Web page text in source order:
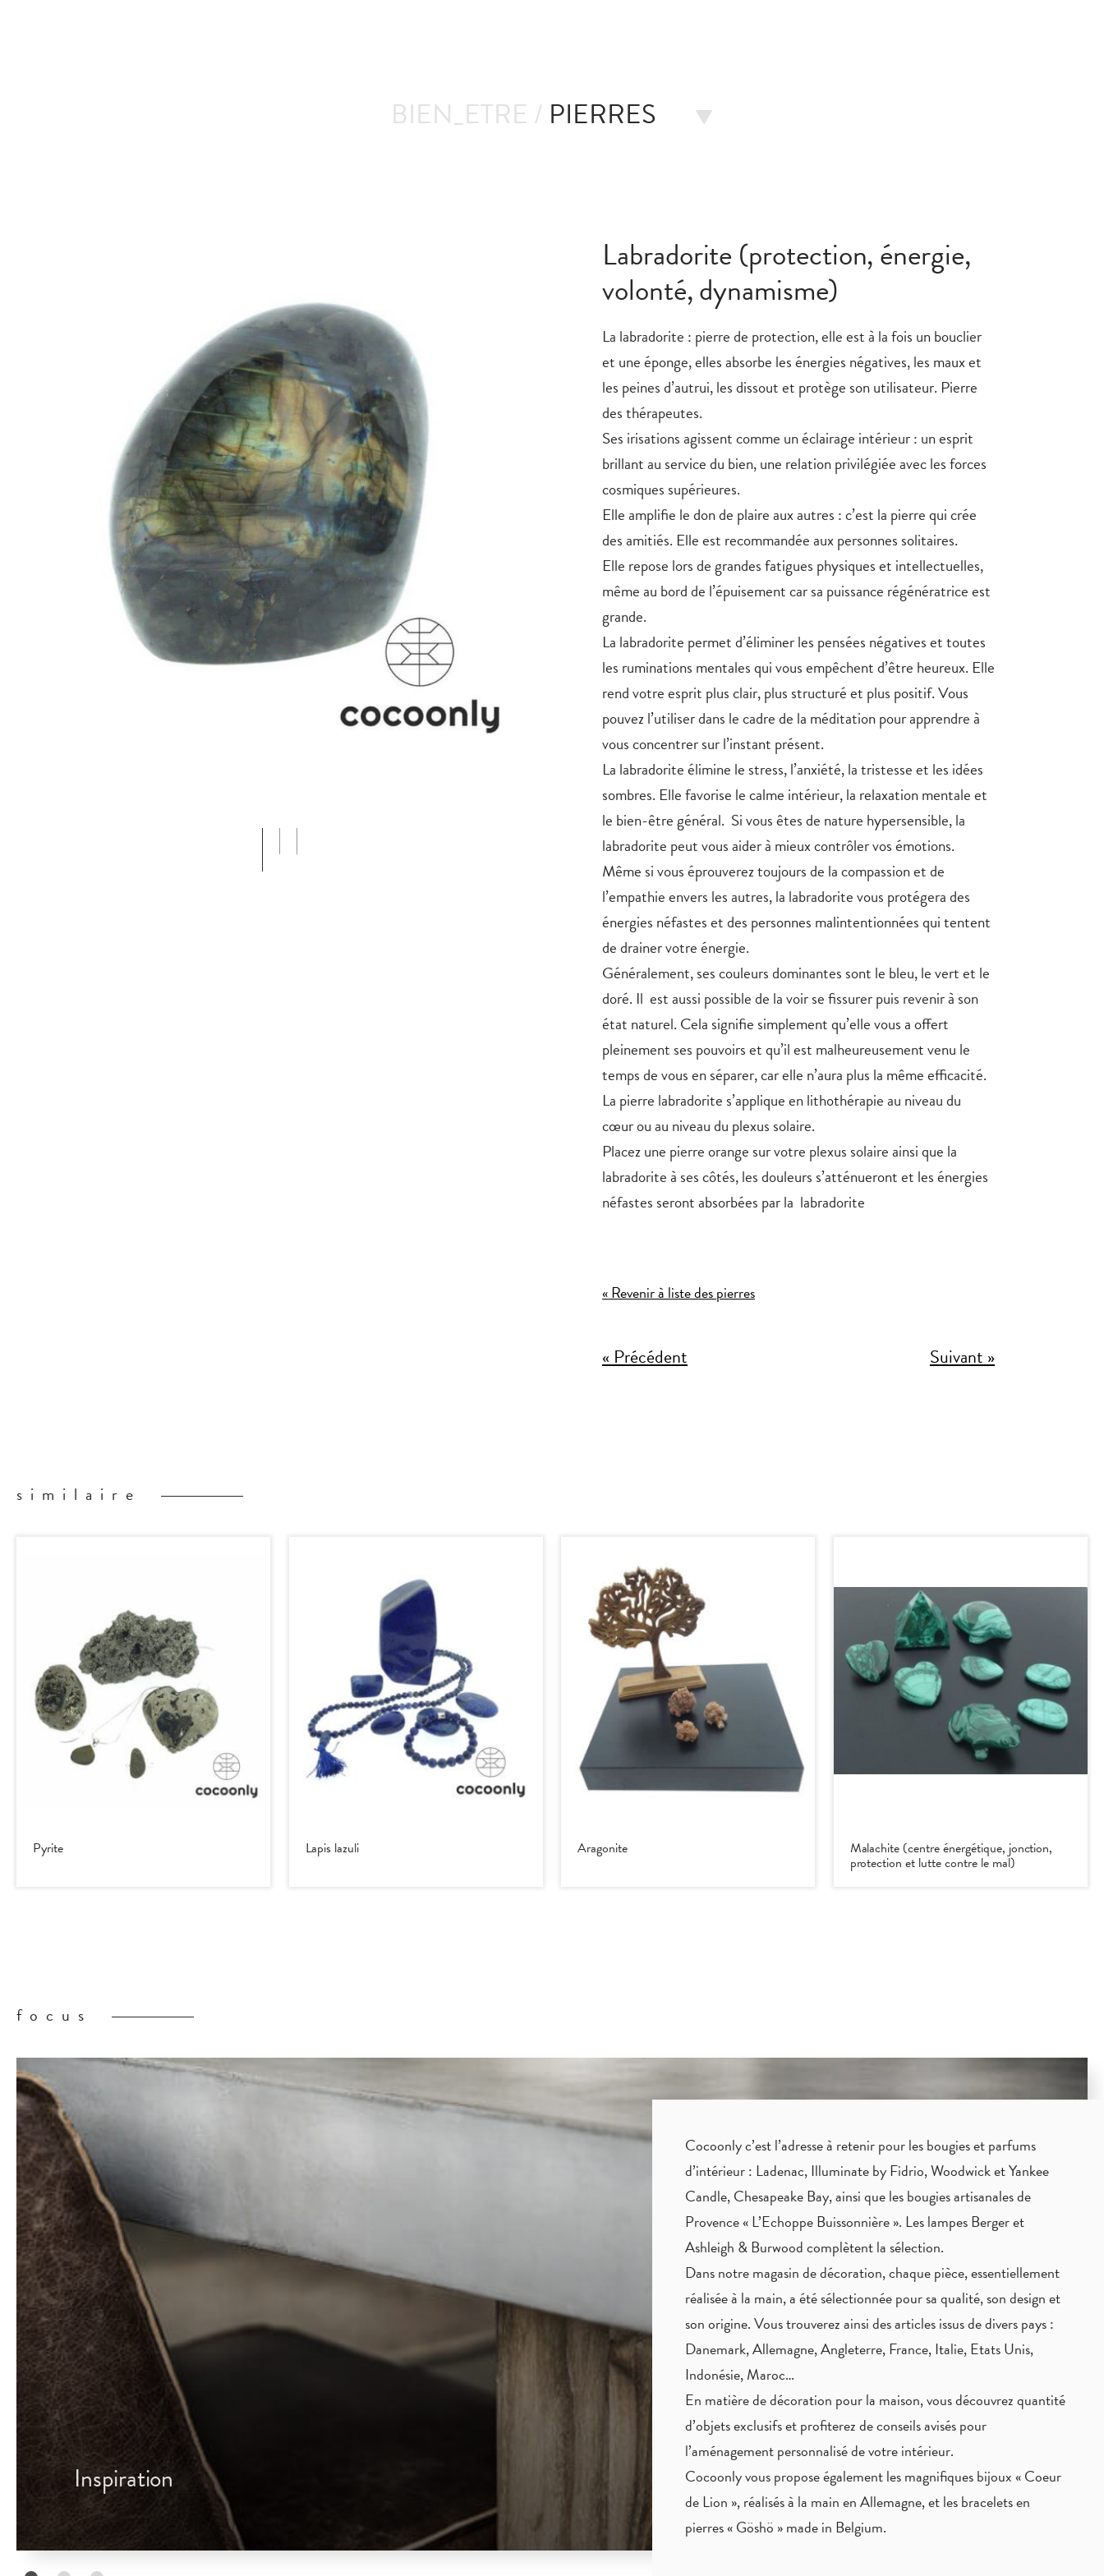
BIEN_ETRE / PIERRES
Labradorite (protection, énergie,
volonté, dynamisme)
La labradorite : pierre de protection, elle est à la fois un bouclier
et une éponge, elles absorbe les énergies négatives, les maux et
les peines d’autrui, les dissout et protège son utilisateur. Pierre
des thérapeutes.
Ses irisations agissent comme un éclairage intérieur : un esprit
brillant au service du bien, une relation privilégiée avec les forces
cosmiques supérieures.
Elle amplifie le don de plaire aux autres : c’est la pierre qui crée
des amitiés. Elle est recommandée aux personnes solitaires.
Elle repose lors de grandes fatigues physiques et intellectuelles,
même au bord de l’épuisement carsa puissance régénératrice est
grande.
La labradorite permet d’éliminer les pensées négatives et toutes
les ruminations mentales qui vous empêchent d’être heureux. Elle
rend votre esprit plus clair, plus structuré et plus positif. Vous
pouvez l’utiliser dans le cadre de la méditation pour apprendre à
vous concentrer sur l’instant présent.
La labradorite élimine le stress, l’anxiété, la tristesse et les idées
sombres. Elle favorise le calme intérieur, la relaxation mentale et
le bien-être général. Si vous êtes de nature hypersensible, la
labradorite peut vous aider à mieux contrôler vos émotions.
Même si vous éprouverez toujours de la compassion et de
l’empathie envers les autres, la labradorite vous protégera des
énergies néfastes et des personnes malintentionnées qui tentent
de drainer votre énergie.
Généralement, ses couleurs dominantes sont le bleu, le vert et le
doré. Il est aussi possible de la voir se fissurer puis revenir à son
état naturel. Cela signifie simplement qu’elle vous a offert
pleinement ses pouvoirs et qu’il est malheureusement venu le
temps de vous en séparer, car elle n’aura plus la même efficacité.
La pierre labradorite s’applique en lithothérapie au niveau du
cœur ou au niveau du plexus solaire.
Placez une pierre orange sur votre plexus solaire ainsi que la
labradorite à ses côtés, les douleurs s’atténueront et les énergies
néfastes seront absorbées par la labradorite
« Revenir à liste des pierres
« Précédent Suivant »
similaire
Pyrite Lapis lazuli Aragonite Malachite (centre énergétique, jonction,
protection et lutte contre le mal)
focus
Inspiration
Cocoonly c’est l’adresse à retenir pour les bougies et parfums
d’intérieur : Ladenac, Illuminate by Fidrio, Woodwick et Yankee
Candle, Chesapeake Bay, ainsi que les bougies artisanales de
Provence « L’Echoppe Buissonnière ». Les lampes Berger et
Ashleigh & Burwood complètent la sélection.
Dans notre magasin de décoration, chaque pièce,essentiellement
réalisée à la main, a été sélectionnée pour sa qualité, son design et
son origine. Vous trouverez ainsi des articles issus de divers pays :
Danemark, Allemagne, Angleterre, France, Italie, Etats Unis,
Indonésie, Maroc…
En matière de décoration pour la maison, vous découvrez quantité
d’objets exclusifset profiterez deconseils aviséspour
l’aménagement personnalisé de votre intérieur.
Cocoonly vous propose également les magnifiques bijoux « Coeur
de Lion », réalisés à la main en Allemagne, et les bracelets en
pierres « Göshö » made in Belgium.